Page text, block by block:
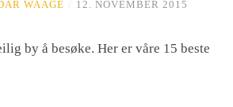
WAAGE 12. NOVEMBER 2015
by å besøke. Her er våre 15 beste